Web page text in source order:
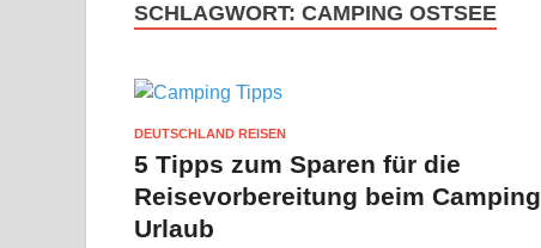
SCHLAGWORT: CAMPING OSTSEE
DEUTSCHLAND REISEN
5 Tipps zum Sparen für die
Reisevorbereitung beim Camping
Urlaub